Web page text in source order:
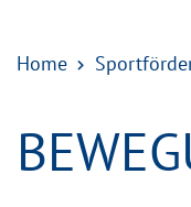
Home